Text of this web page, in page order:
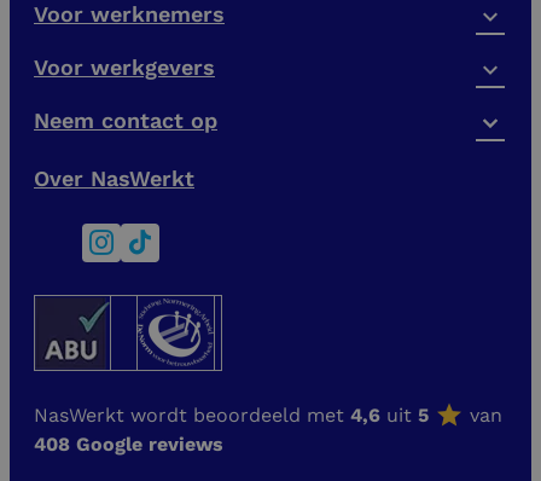
Voor werknemers
Voor werkgevers
Neem contact op
Over NasWerkt
NasWerkt wordt beoordeeld met 4,6 uit 5
van
408 Google reviews